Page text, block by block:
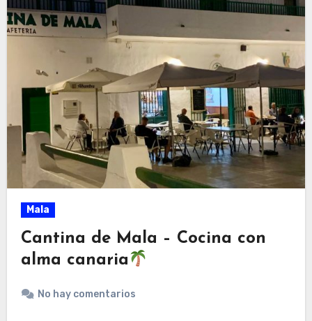
Mala
Cantina de Mala – Cocina con
alma canaria
No hay comentarios